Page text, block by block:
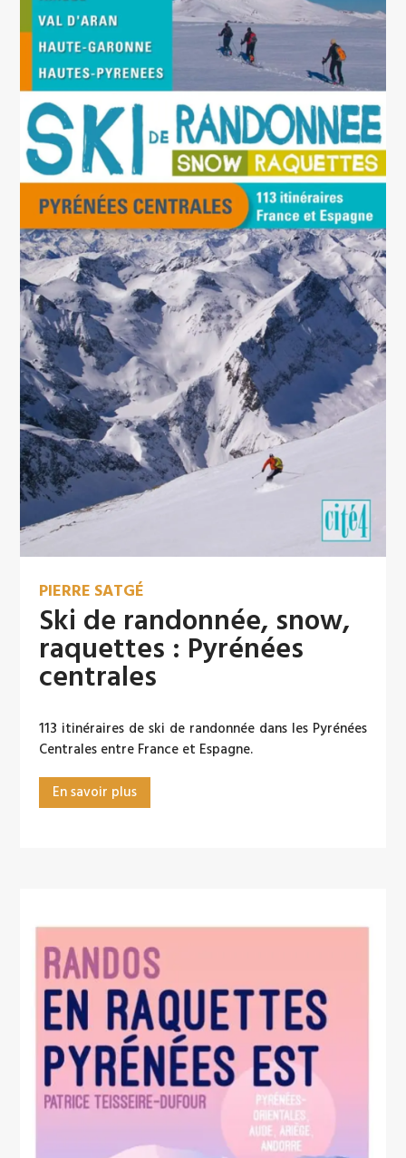
PIERRE SATGÉ
Ski de randonnée, snow,
raquettes : Pyrénées
centrales
113 itinéraires de ski de randonnée dans les Pyrénées
Centrales entre France et Espagne.
En savoir plus